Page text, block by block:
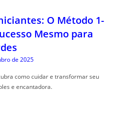
O Método 1-
Mesmo para
de 2025
como cuidar e transformar seu
e encantadora.